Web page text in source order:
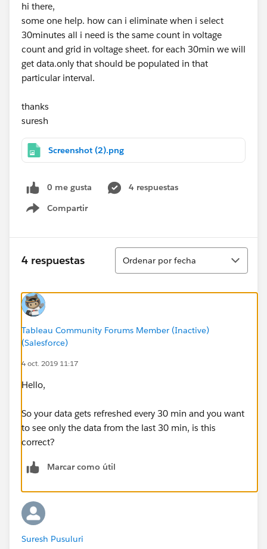
hi there,
some one help. how can i eliminate when i select
30minutes all i need is the same count in voltage
count and grid in voltage sheet. for each 30min we will
get data.only that should be populated in that
particular interval.
thanks
suresh
Screenshot (2).png
0 me gusta
4 respuestas
Compartir
Show menu
4 respuestas
Ordenar
Ordenar por fecha
Tableau Community Forums Member (Inactive)
(Salesforce)
4 oct. 2019 11:17
Hello,
So your data gets refreshed every 30 min and you want
to see only the data from the last 30 min, is this
correct?
Marcar como útil
Suresh Pusuluri